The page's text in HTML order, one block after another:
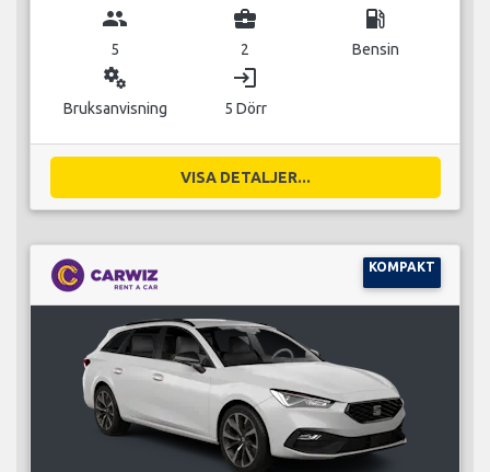
group
5
business_center
2
local_gas_station
Bensin
miscellaneous_services
Bruksanvisning
login
5 Dörr
VISA DETALJER...
KOMPAKT